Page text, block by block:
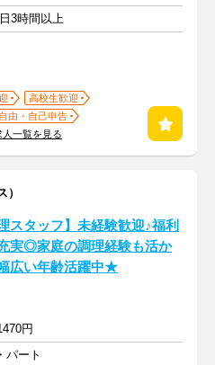
3時間以上
高校生歓迎
由・自己申告
一覧を見る
スタッフ】未経験歓迎♪福利
実◎家庭の調理経験も活か
広い年齢活躍中★
円
パート